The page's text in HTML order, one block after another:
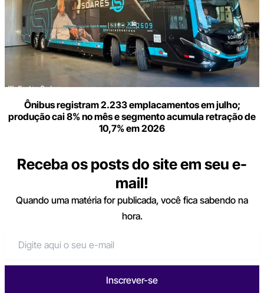
Ônibus registram 2.233 emplacamentos em julho;
produção cai 8% no mês e segmento acumula retração de
10,7% em 2026
Receba os posts do site em seu e-
mail!
Quando uma matéria for publicada, você fica sabendo na
hora.
Inscrever-se